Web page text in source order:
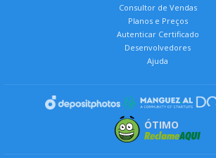
Consultor de Vendas
Planos e Preços
Autenticar Certificado
Desenvolvedores
Ajuda
ÓTIMO